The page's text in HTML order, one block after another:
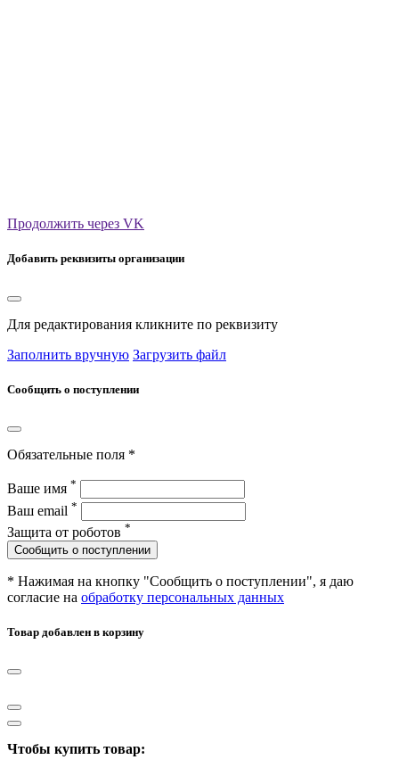
Продолжить через VK
Добавить реквизиты организации
Для редактирования кликните по реквизиту
Заполнить вручную Загрузить файл
Сообщить о поступлении
Обязательные поля *
Ваше имя *
Ваш email *
Защита от роботов *
Сообщить о поступлении
* Нажимая на кнопку "Сообщить о поступлении", я даю
согласие на обработку персональных данных
Товар добавлен в корзину
Чтобы купить товар: